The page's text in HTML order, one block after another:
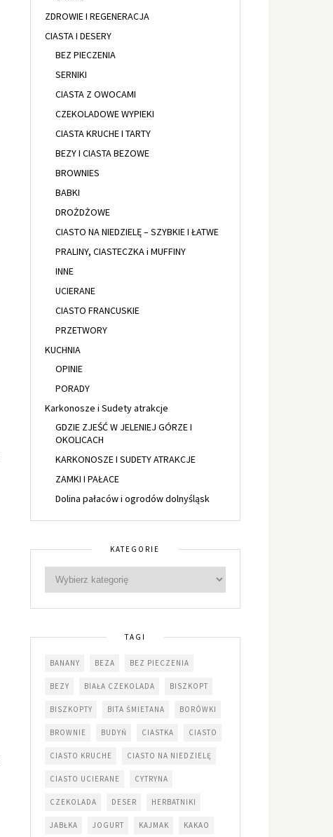
ZDROWIE I REGENERACJA
CIASTA I DESERY
BEZ PIECZENIA
SERNIKI
CIASTA Z OWOCAMI
CZEKOLADOWE WYPIEKI
CIASTA KRUCHE I TARTY
BEZY I CIASTA BEZOWE
BROWNIES
BABKI
DROŻDŻOWE
CIASTO NA NIEDZIELĘ – SZYBKIE I ŁATWE
PRALINY, CIASTECZKA i MUFFINY
INNE
UCIERANE
CIASTO FRANCUSKIE
PRZETWORY
KUCHNIA
OPINIE
PORADY
Karkonosze i Sudety atrakcje
GDZIE ZJEŚĆ W JELENIEJ GÓRZE I
OKOLICACH
KARKONOSZE I SUDETY ATRAKCJE
ZAMKI I PAŁACE
Dolina pałaców i ogrodów dolnyśląsk
KATEGORIE
TAGI
BANANY BEZA BEZ PIECZENIA
BEZY BIAŁA CZEKOLADA BISZKOPT
BISZKOPTY BITA ŚMIETANA BORÓWKI
BROWNIE BUDYŃ CIASTKA CIASTO
CIASTO KRUCHE CIASTO NA NIEDZIELĘ
CIASTO UCIERANE CYTRYNA
CZEKOLADA DESER HERBATNIKI
JABŁKA JOGURT KAJMAK KAKAO